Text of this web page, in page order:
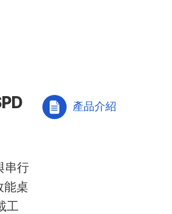
串行
能桌
工
產品介紹